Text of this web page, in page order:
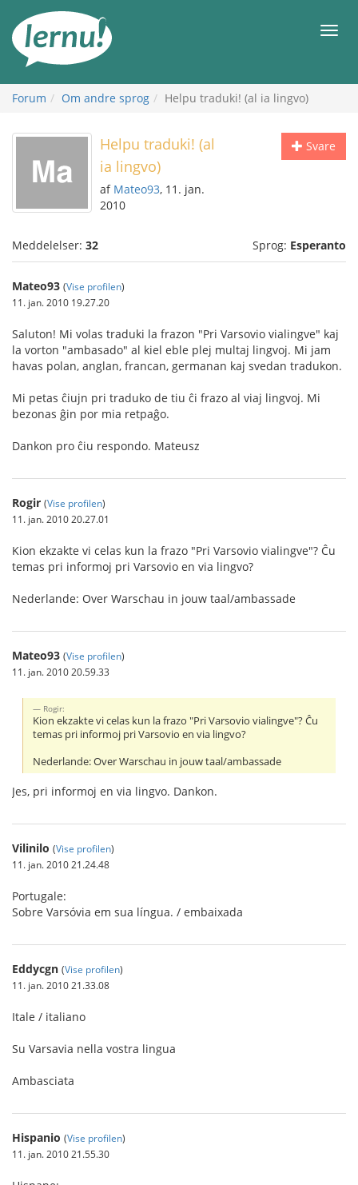
indholdet
Forum Om andre sprog Helpu traduki! (al ia lingvo)
Svare
Helpu traduki! (al
ia lingvo)
af Mateo93, 11. jan.
2010
Meddelelser: 32 Sprog: Esperanto
Mateo93 (Vise profilen)
11. jan. 2010 19.27.20
Saluton! Mi volas traduki la frazon "Pri Varsovio vialingve" kaj
la vorton "ambasado" al kiel eble plej multaj lingvoj. Mi jam
havas polan, anglan, francan, germanan kaj svedan tradukon.
Mi petas ĉiujn pri traduko de tiu ĉi frazo al viaj lingvoj. Mi
bezonas ĝin por mia retpaĝo.
Dankon pro ĉiu respondo. Mateusz
Rogir (Vise profilen)
11. jan. 2010 20.27.01
Kion ekzakte vi celas kun la frazo "Pri Varsovio vialingve"? Ĉu
temas pri informoj pri Varsovio en via lingvo?
Nederlande: Over Warschau in jouw taal/ambassade
Mateo93 (Vise profilen)
11. jan. 2010 20.59.33
Rogir:
Kion ekzakte vi celas kun la frazo "Pri Varsovio vialingve"? Ĉu
temas pri informoj pri Varsovio en via lingvo?
Nederlande: Over Warschau in jouw taal/ambassade
Jes, pri informoj en via lingvo. Dankon.
Vilinilo (Vise profilen)
11. jan. 2010 21.24.48
Portugale:
Sobre Varsóvia em sua língua. / embaixada
Eddycgn (Vise profilen)
11. jan. 2010 21.33.08
Itale / italiano
Su Varsavia nella vostra lingua
Ambasciata
Hispanio (Vise profilen)
11. jan. 2010 21.55.30